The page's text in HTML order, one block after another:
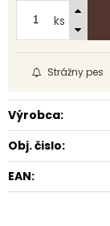
ks
Strážny pes
Výrobca:
Obj. čislo:
EAN: